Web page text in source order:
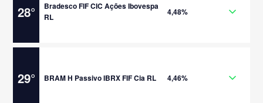
28°
Bradesco FIF CIC Ações Ibovespa
RL
4,48%
29° BRAM H Passivo IBRX FIF Cia RL 4,46%